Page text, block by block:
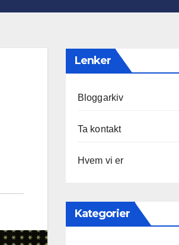
Lenker
Bloggarkiv
Ta kontakt
Hvem vi er
Kategorier